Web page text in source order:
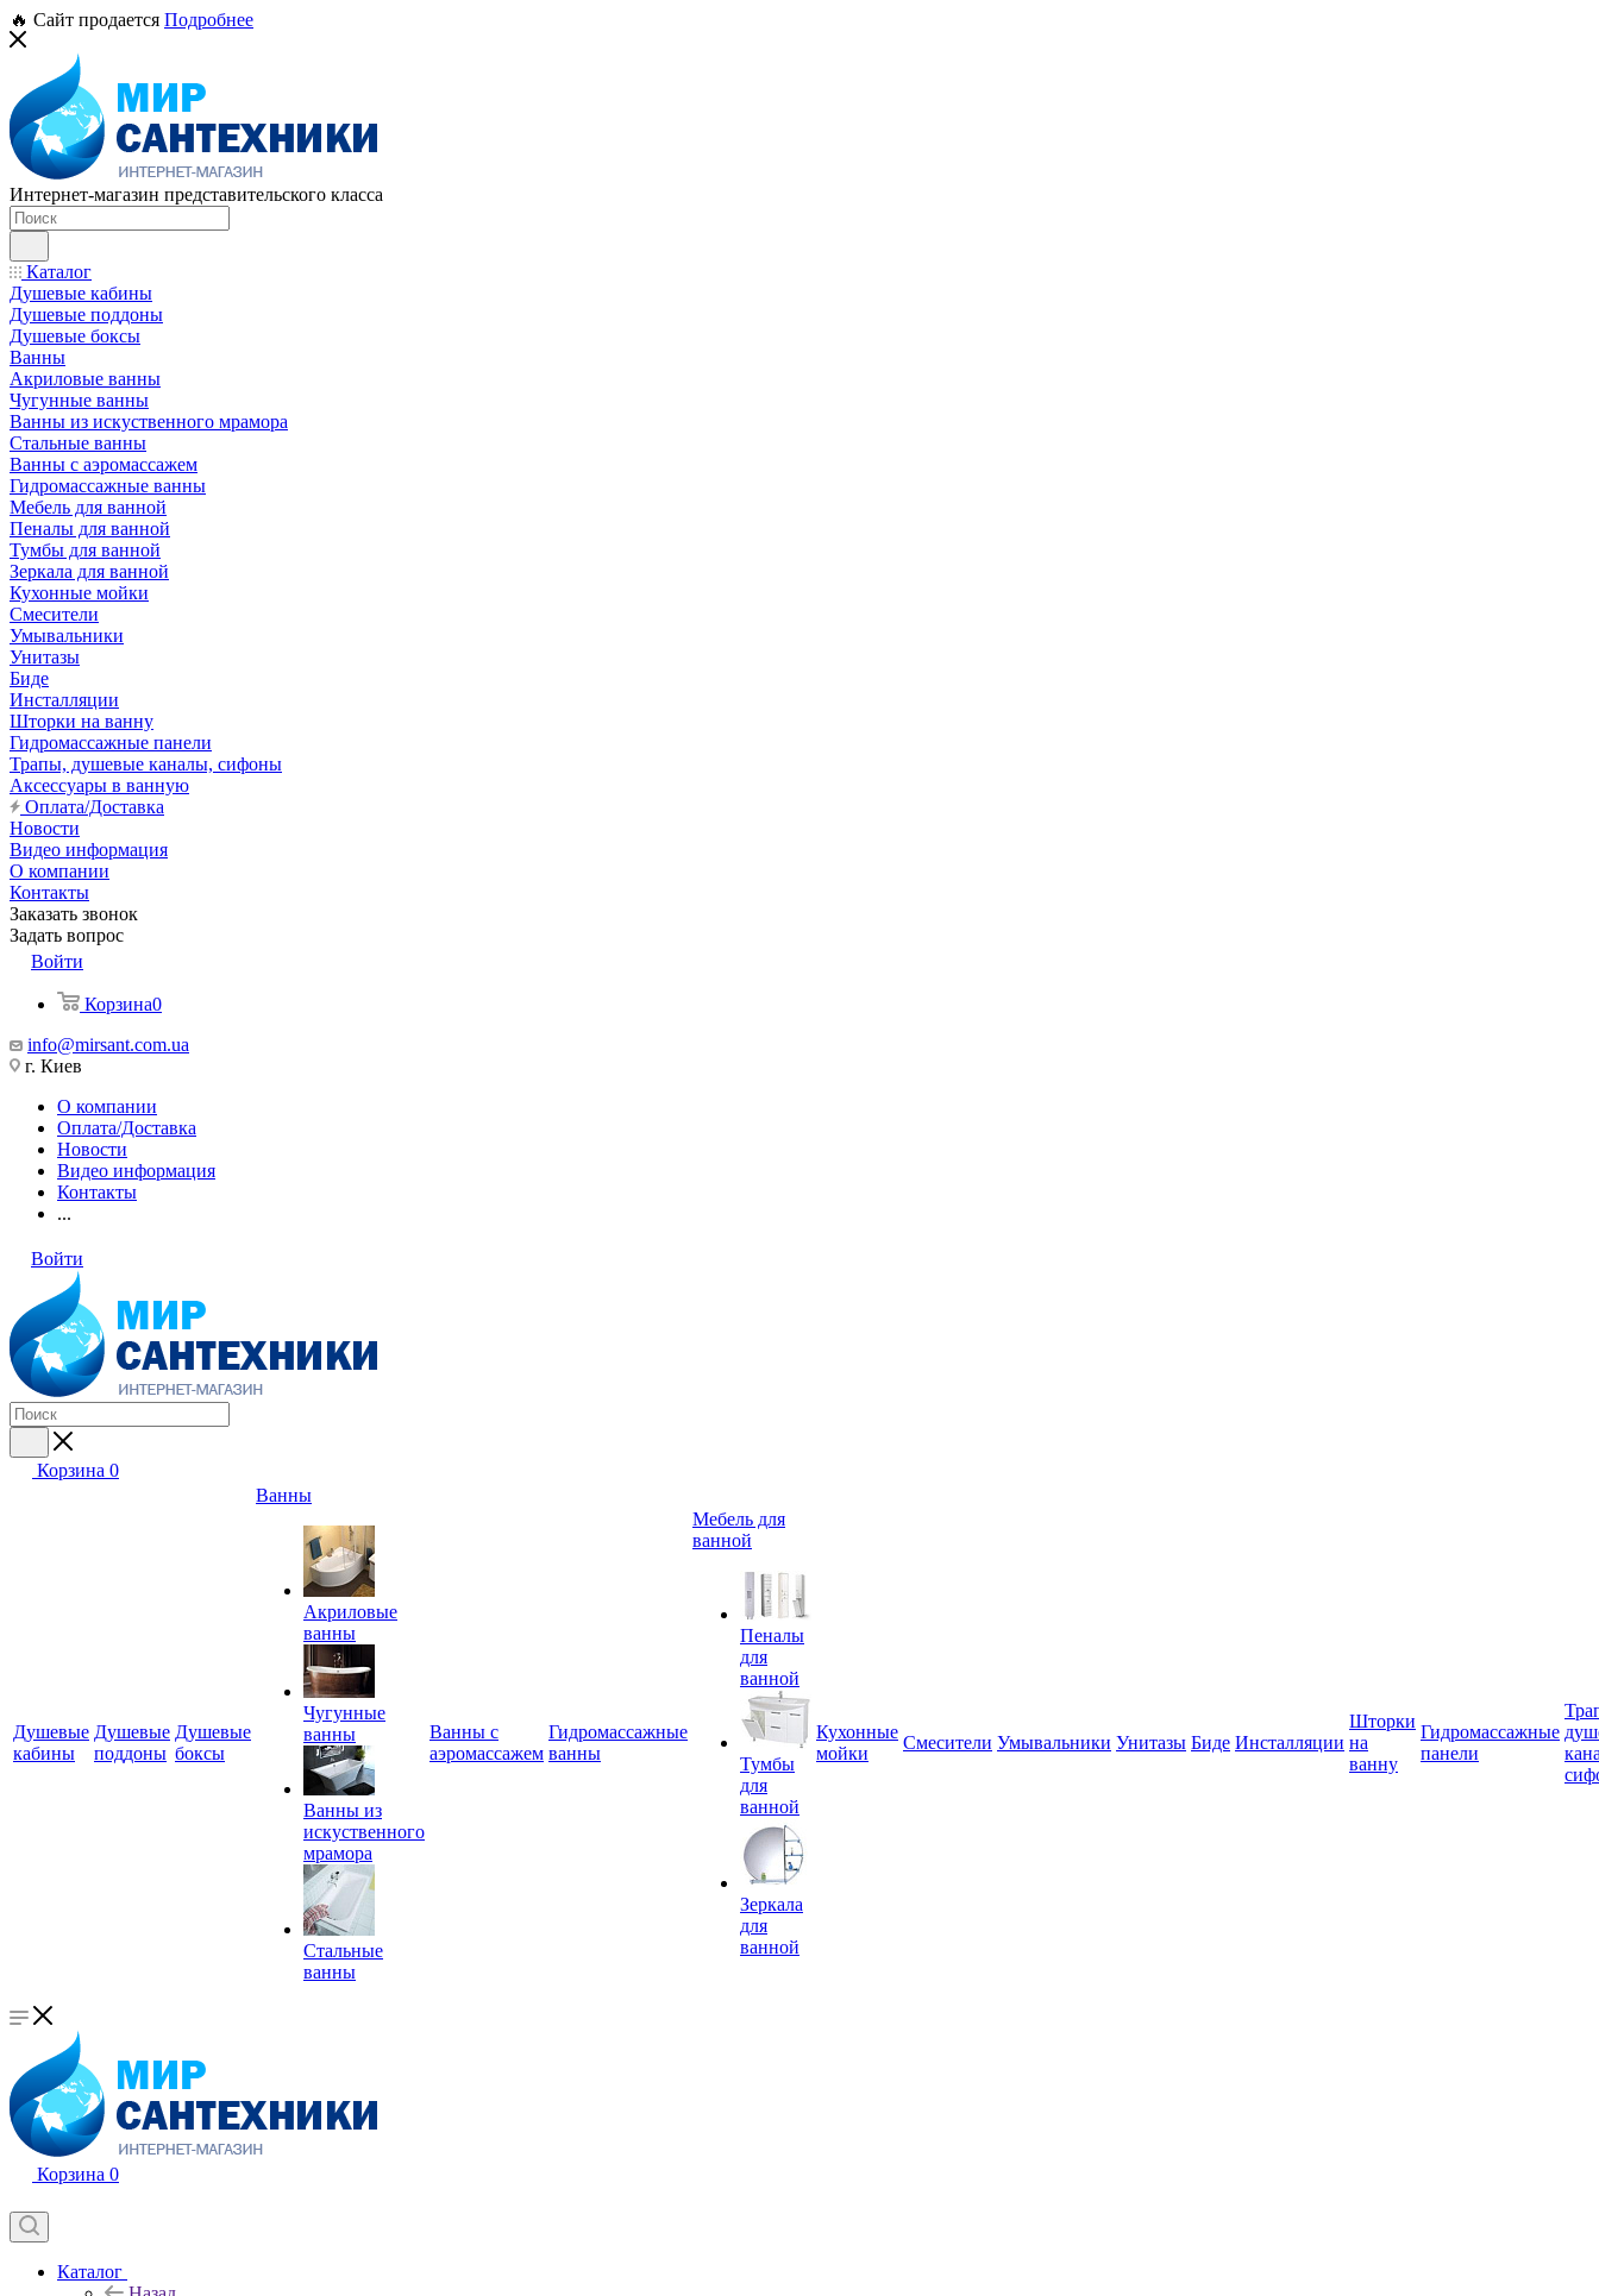
🔥 Сайт продается Подробнее
Интернет-магазин представительского класса
Каталог
Душевые кабины
Душевые поддоны
Душевые боксы
Ванны
Акриловые ванны
Чугунные ванны
Ванны из искуственного мрамора
Стальные ванны
Ванны с аэромассажем
Гидромассажные ванны
Мебель для ванной
Пеналы для ванной
Тумбы для ванной
Зеркала для ванной
Кухонные мойки
Смесители
Умывальники
Унитазы
Биде
Инсталляции
Шторки на ванну
Гидромассажные панели
Трапы, душевые каналы, сифоны
Аксессуары в ванную
Оплата/Доставка
Новости
Видео информация
О компании
Контакты
Заказать звонок
Задать вопрос
Войти
Корзина0
info@mirsant.com.ua
г. Киев
О компании
Оплата/Доставка
Новости
Видео информация
Контакты
...
Войти
Корзина 0
Душевые
кабины
Душевые
поддоны
Душевые
боксы
Ванны
Акриловые
ванны
Чугунные
ванны
Ванны из
искуственного
мрамора
Стальные
ванны
Ванны с
аэромассажем
Гидромассажные
ванны
Мебель для
ванной
Пеналы
для
ванной
Тумбы
для
ванной
Зеркала
для
ванной
Кухонные
мойки
Смесители Умывальники Унитазы Биде Инсталляции
Шторки
на
ванну
Гидромассажные
панели
Корзина 0
Каталог